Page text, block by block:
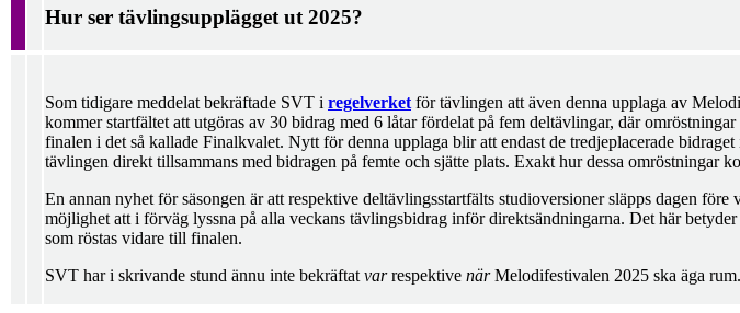
Hur ser tävlingsupplägget ut 2025?
Som tidigare meddelat bekräftade SVT i regelverketför tävlingen att även denna upplaga av
kommer startfältet att utgöras av 30 bidrag med 6 låtar fördelat på fem deltävlingar, där
finalen i det så kallade Finalkvalet. Nytt för denna upplaga blir att endast de tredjeplacerade
tävlingen direkt tillsammans med bidragen på femte och sjätte plats. Exakt hur dessa omröstningar
En annan nyhet för säsongen är att respektive deltävlingsstartfälts studioversioner släpps dagen
möjlighet att i förväg lyssna på alla veckans tävlingsbidrag inför direktsändningarna. Det här
som röstas vidare till finalen.
SVT har i skrivande stund ännu inte bekräftatvarrespektive närMelodifestivalen 2025 ska äga rum.